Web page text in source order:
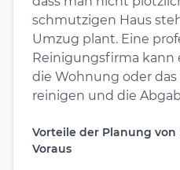
schmutzigen Haus
Umzug plant. Eine
Reinigungsfirma kann
die Wohnung oder
reinigen und die
Vorteile der Planung
Voraus